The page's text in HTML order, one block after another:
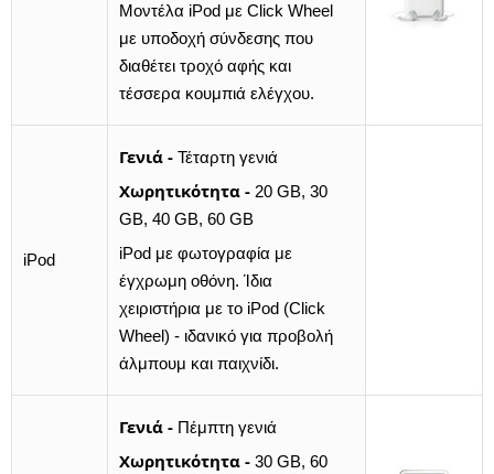
Μοντέλα iPod με Click Wheel
με υποδοχή σύνδεσης που
διαθέτει τροχό αφής και
τέσσερα κουμπιά ελέγχου.
iPod
Γενιά - Τέταρτη γενιά
Χωρητικότητα - 20 GB, 30
GB, 40 GB, 60 GB
iPod με φωτογραφία με
έγχρωμη οθόνη. Ίδια
χειριστήρια με το iPod (Click
Wheel) - ιδανικό για προβολή
άλμπουμ και παιχνίδι.
Γενιά - Πέμπτη γενιά
Χωρητικότητα - 30 GB, 60